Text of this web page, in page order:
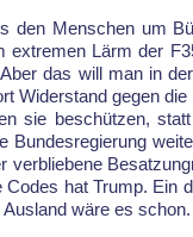
den Men­schen um
ex­tre­men Lärm der
das will man in
Wi­der­stand ge­gen
sie be­schüt­zen,
Bun­des­re­gie­rung
ver­blie­be­ne
Co­des hat Trump. Ein
Aus­land wä­re es schon.